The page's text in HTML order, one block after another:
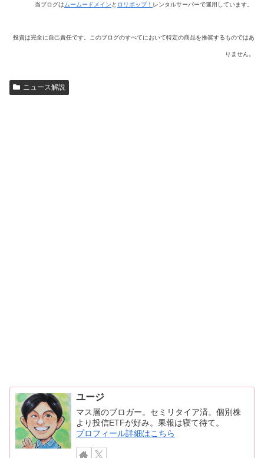
当ブログは ムームードメイン と ロリポップ！ レンタルサーバーで運用しています。
投資は完全に自己責任です。このブログのすべてにおいて特定の商品を推奨するものではあ
りません。
ニュース解説
ユージ
マス層のブロガー。セミリタイア済。個別株
より投信ETFが好み。果報は寝て待て。
プロフィール詳細はこちら